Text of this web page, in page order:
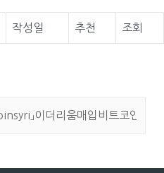
작성일 추천 조회